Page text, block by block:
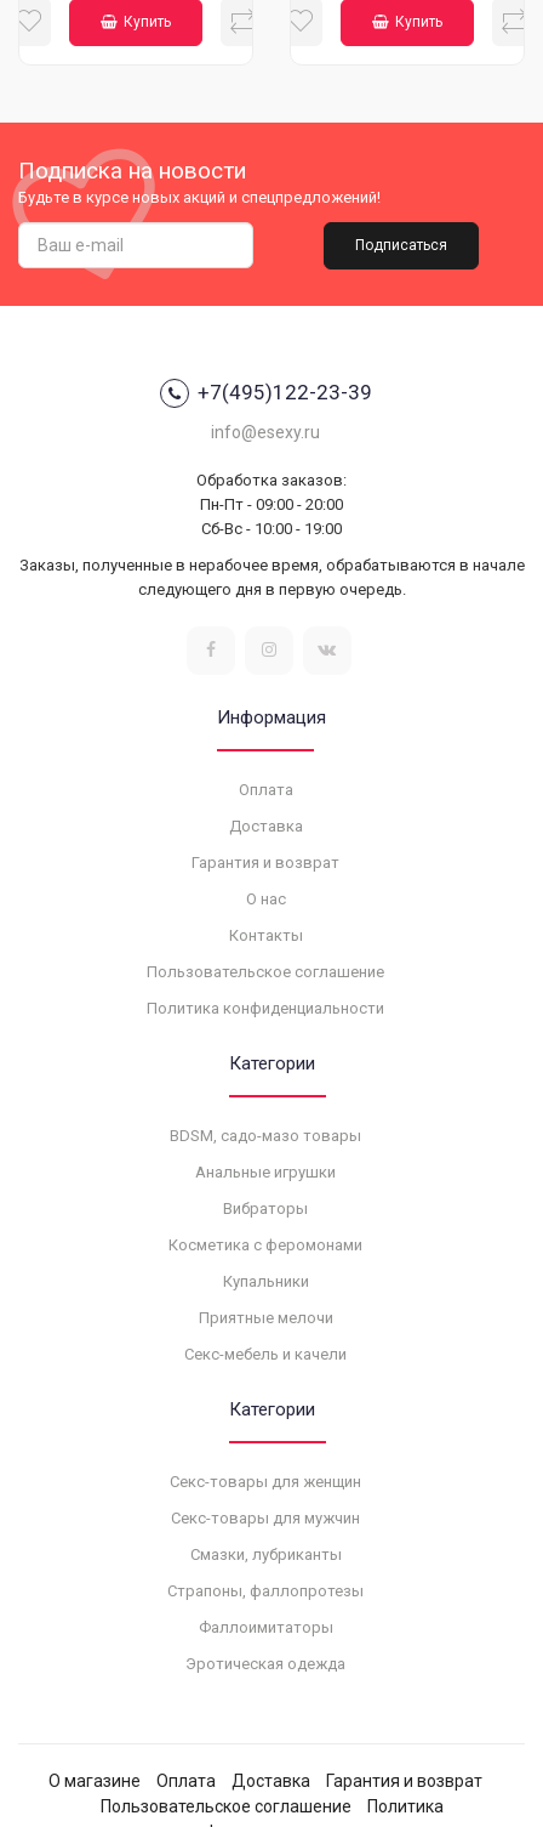
Купить Купить
Подписка на новости
Будьте в курсе новых акций и спецпредложений!
Подписаться
+7(495)122-23-39
info@esexy.ru
Обработка заказов:
Пн-Пт - 09:00 - 20:00
Сб-Вс - 10:00 - 19:00
Заказы, полученные в нерабочее время, обрабатываются в начале
следующего дня в первую очередь.
Информация
Оплата
Доставка
Гарантия и возврат
О нас
Контакты
Пользовательское соглашение
Политика конфиденциальности
Категории
BDSM, садо-мазо товары
Анальные игрушки
Вибраторы
Косметика с феромонами
Купальники
Приятные мелочи
Секс-мебель и качели
Категории
Секс-товары для женщин
Секс-товары для мужчин
Смазки, лубриканты
Страпоны, фаллопротезы
Фаллоимитаторы
Эротическая одежда
О магазине Оплата Доставка
Гарантия и возврат
Пользовательское соглашение
Политика